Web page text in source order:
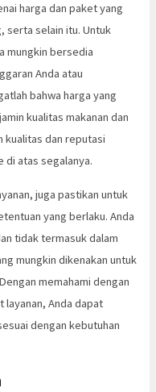
harga dan paket yang
serta selain itu. Untuk
mungkin bersedia
Anda atau
bahwa harga yang
kualitas makanan dan
kualitas dan reputasi
di atas segalanya.
juga pastikan untuk
yang berlaku. Anda
tidak termasuk dalam
mungkin dikenakan untuk
memahami dengan
layanan, Anda dapat
dengan kebutuhan